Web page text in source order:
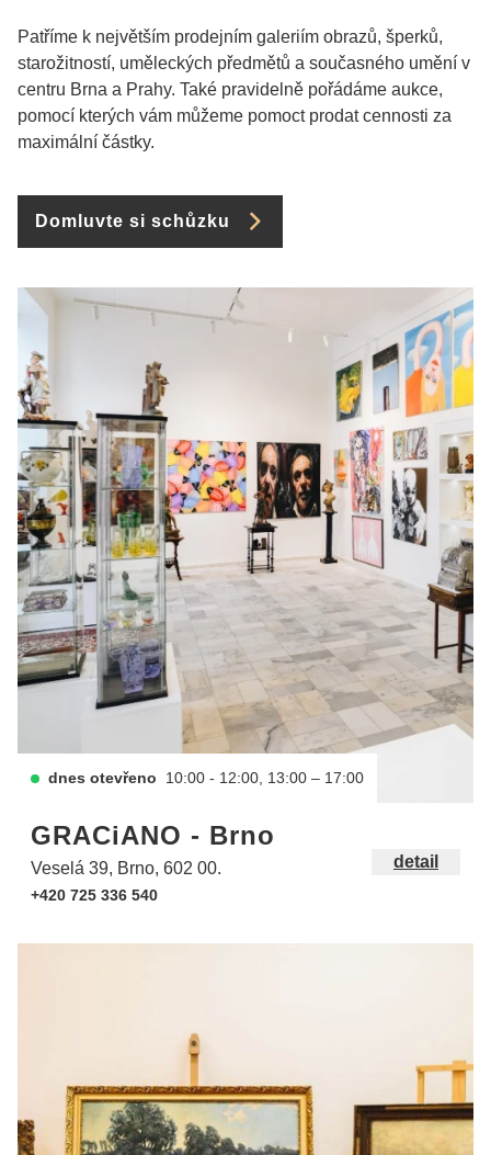
Patříme k největším prodejním galeriím obrazů, šperků,
starožitností, uměleckých předmětů a současného umění v
centru Brna a Prahy. Také pravidelně pořádáme aukce,
pomocí kterých vám můžeme pomoct prodat cennosti za
maximální částky.
Domluvte si schůzku
dnes otevřeno 10:00 - 12:00, 13:00 – 17:00
GRACiANO - Brno
Veselá 39, Brno, 602 00.
+420 725 336 540
detail